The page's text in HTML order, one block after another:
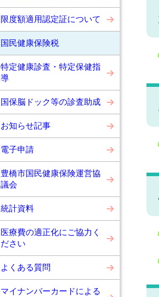
限度額適用認定証について
国民健康保険税
特定健康診査・特定保健指
導
国保脳ドック等の診査助成
お知らせ記事
電子申請
豊橋市国民健康保険運営協
議会
統計資料
医療費の適正化にご協力く
ださい
よくある質問
マイナンバーカードによる